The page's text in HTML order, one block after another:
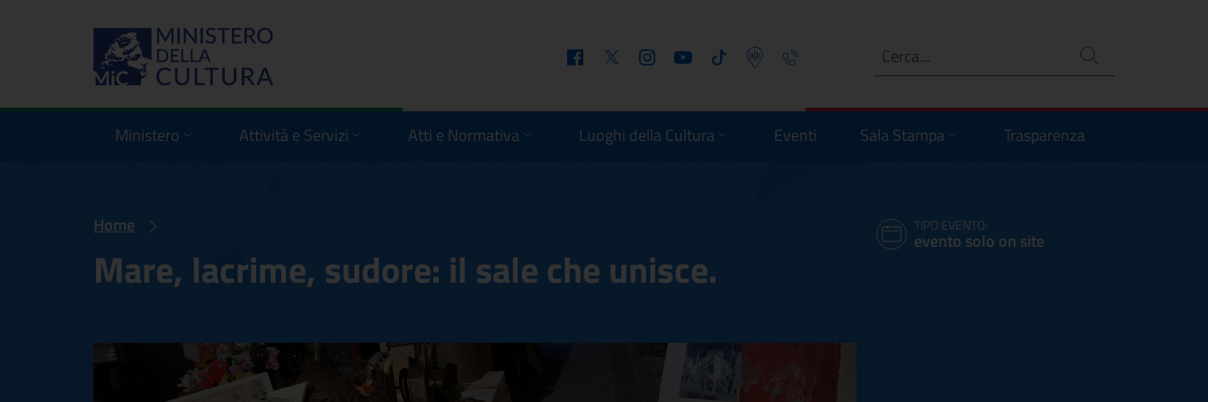
FacebookTwitter InstagramYoutube Tiktok Podcast Telefono Ricerca
Ministero Attività e Servizi Atti e Normativa Luoghi della Cultura Eventi Sala Stampa Trasparenza
Home
Mare, lacrime, sudore: il sale che unisce.
TIPO EVENTO:
evento solo on site
Mare, lacrime, sudore: il sale che unisce.